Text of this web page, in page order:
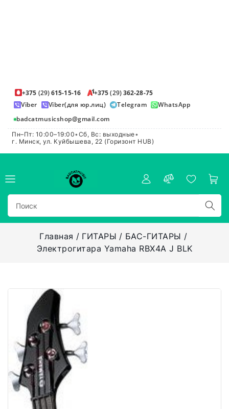
+375 (29)615-15-16 +375(29)362-28-75
Viber
Viber(для юр.лиц) Telegram
WhatsApp
badcatmusicshop@gmail.com
Пн–Пт: 10:00–19:00•Сб, Вс: выходные•
г. Минск, ул. Куйбышева, 22 (Горизонт HUB)
Главная ГИТАРЫ
БАС-ГИТАРЫ
Электрогитара Yamaha RBX4A J BLK